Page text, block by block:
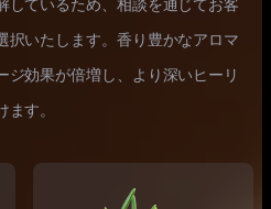
しているため、相談を通じてお客
択いたします。香り豊かなアロマ
ジ効果が倍増し、より深いヒーリ
す。